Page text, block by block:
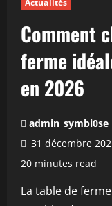
Actualités
Comment
ferme
en 2026
admin_symbi0se
31 décembre
20 minutes read
La table de